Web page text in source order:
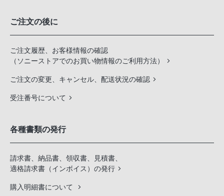
ご注文の後に
ご注文履歴、お客様情報の確認
（ソニーストアでのお買い物情報のご利用方法）
ご注文の変更、キャンセル、配送状況の確認
受注番号について
各種書類の発行
請求書、納品書、領収書、見積書、
適格請求書（インボイス）の発行
購入明細書について